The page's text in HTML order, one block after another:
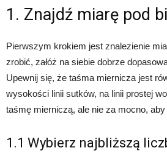
1. Znajdź miarę pod
Pierwszym krokiem jest znalezienie
zrobić, załóż na siebie dobrze
Upewnij się, że taśma miernicza jest
wysokości linii sutków, na linii prostej
taśmę mierniczą, ale nie za mocno,
1.1 Wybierz najbliższą